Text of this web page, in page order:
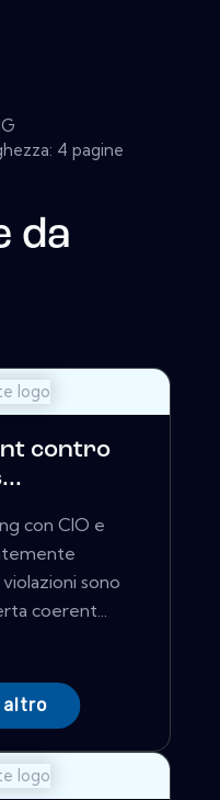
4 pagine
da
contro
con CIO e
sono
coerent...
altro